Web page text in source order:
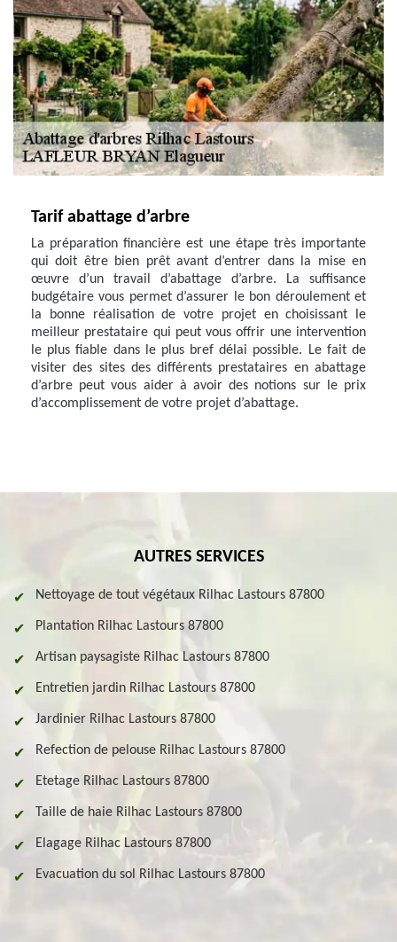
Tarif abattage d’arbre
La préparation financière est une étape très importante
qui doit être bien prêt avant d’entrer dans la mise en
œuvre d’un travail d’abattage d’arbre. La suffisance
budgétaire vous permet d’assurer le bon déroulement et
la bonne réalisation de votre projet en choisissant le
meilleur prestataire qui peut vous offrir une intervention
le plus fiable dans le plus bref délai possible. Le fait de
visiter des sites des différents prestataires en abattage
d’arbre peut vous aider à avoir des notions sur le prix
d’accomplissement de votre projet d’abattage.
AUTRES SERVICES
Nettoyage de tout végétaux Rilhac Lastours 87800
Plantation Rilhac Lastours 87800
Artisan paysagiste Rilhac Lastours 87800
Entretien jardin Rilhac Lastours 87800
Jardinier Rilhac Lastours 87800
Refection de pelouse Rilhac Lastours 87800
Etetage Rilhac Lastours 87800
Taille de haie Rilhac Lastours 87800
Elagage Rilhac Lastours 87800
Evacuation du sol Rilhac Lastours 87800